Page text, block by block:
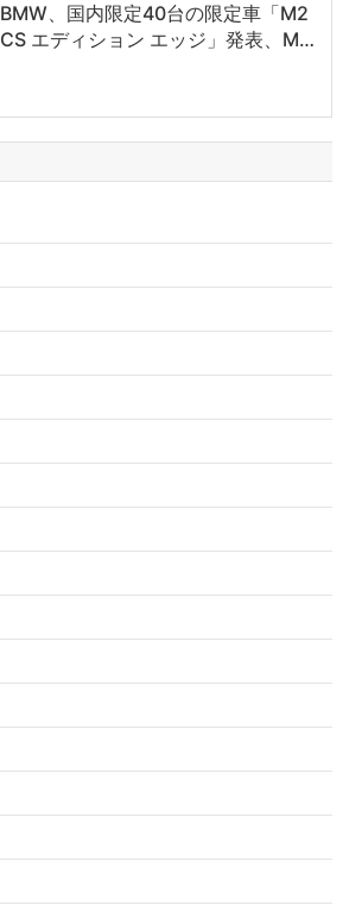
BMW、国内限定40台の限定車「M2
CS エディション エッジ」発表、M…